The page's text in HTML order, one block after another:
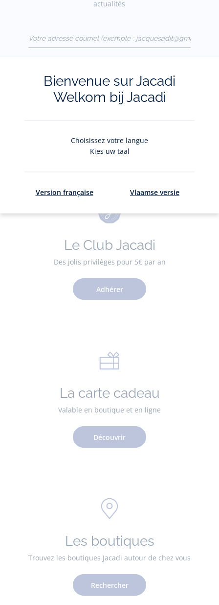
actualités
(exemple :
jacquesadit@gmail.com)
Le Club Jacadi
Des jolis privilèges pour 5€ par an
Adhérer
La carte cadeau
Valable en boutique et en ligne
Découvrir
Les boutiques
Trouvez les boutiques Jacadi autour de chez vous
Rechercher
Bienvenue sur Jacadi
Welkom bij Jacadi
Choisissez votre langue
Kies uw taal
Version française Vlaamse versie